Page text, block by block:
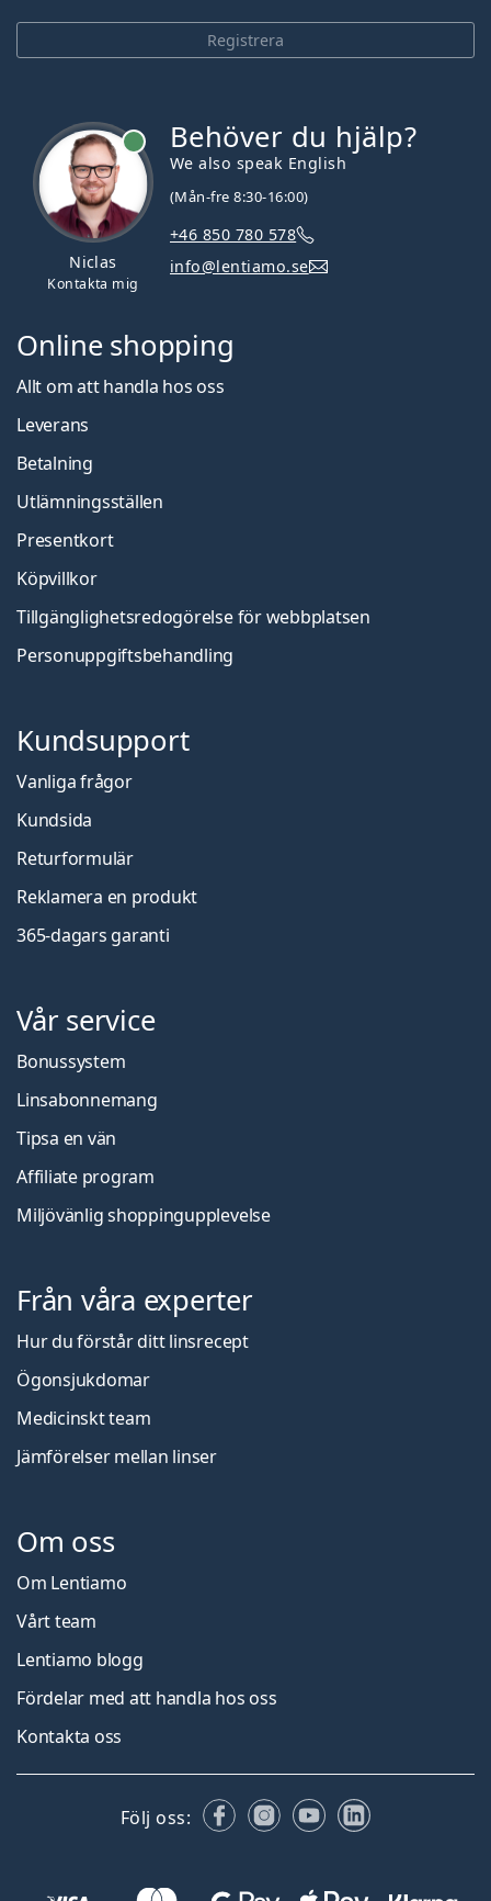
Registrera
Niclas
Kontakta mig
Behöver du hjälp?
We also speak English
(Mån-fre 8:30-16:00)
+46 850 780 578
info@lentiamo.se
Online shopping
Allt om att handla hos oss
Leverans
Betalning
Utlämningsställen
Presentkort
Köpvillkor
Tillgänglighetsredogörelse för webbplatsen
Personuppgiftsbehandling
Kundsupport
Vanliga frågor
Kundsida
Returformulär
Reklamera en produkt
365-dagars garanti
Vår service
Bonussystem
Linsabonnemang
Tipsa en vän
Affiliate program
Miljövänlig shoppingupplevelse
Från våra experter
Hur du förstår ditt linsrecept
Ögonsjukdomar
Medicinskt team
Jämförelser mellan linser
Om oss
Om Lentiamo
Vårt team
Lentiamo blogg
Fördelar med att handla hos oss
Kontakta oss
Följ oss: FacebookInstagram
YouTubeLinkedIn